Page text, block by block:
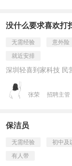
没什么要求喜欢打
无需经验 意外险
就近安排
深圳轻喜到家科技 民
张荣 招聘主管
保洁员
无需经验 初中及
有人带